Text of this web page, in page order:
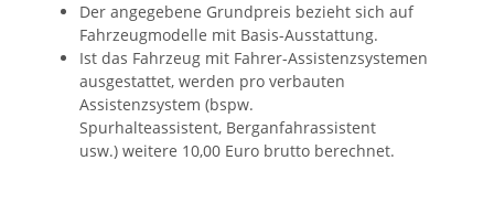
Der angegebene Grundpreis bezieht sich auf
Fahrzeugmodelle mit Basis-Ausstattung.
Ist das Fahrzeug mit Fahrer-Assistenzsystemen
ausgestattet, werden pro verbauten
Assistenzsystem (bspw.
Spurhalteassistent, Berganfahrassistent
usw.) weitere 10,00 Euro brutto berechnet.